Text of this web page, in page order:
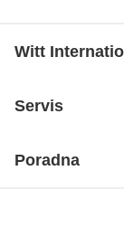
Witt
Servis
Poradna